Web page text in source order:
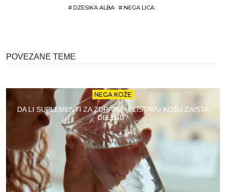
#DZESIKA ALBA #NEGA LICA
POVEZANE TEME
NEGA KOŽE
DA LI SUPLEMENTI ZA ZDRAVU I BLISTAVU KOŽU ZAISTA
DELUJU?